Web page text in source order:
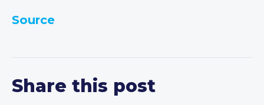
Source
Share this post